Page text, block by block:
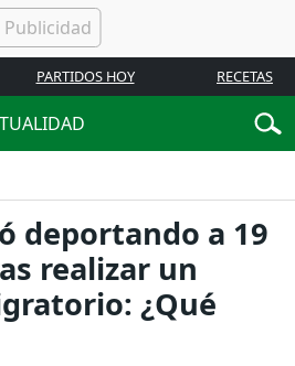
PARTIDOS HOY RECETAS
deportando a 19
realizar un
¿Qué